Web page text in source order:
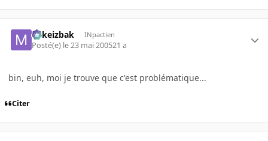
Mikeizbak INpactien
Posté(e) le 23 mai 200521 a
bin, euh, moi je trouve que c'est problématique...
Citer